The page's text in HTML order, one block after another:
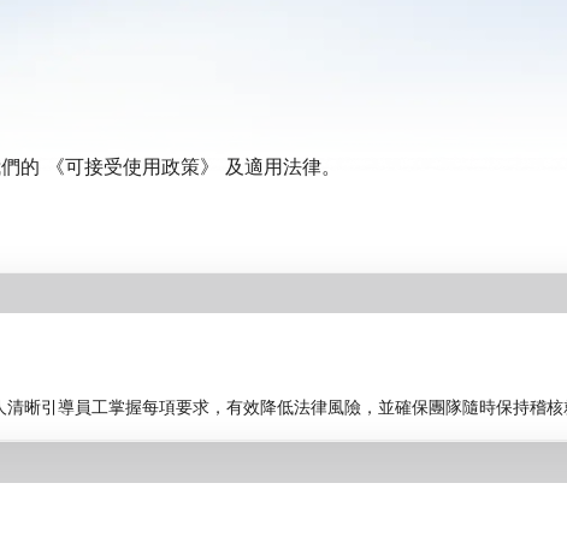
的 《可接受使用政策》 及適用法律。
晰引導員工掌握每項要求，有效降低法律風險，並確保團隊隨時保持稽核